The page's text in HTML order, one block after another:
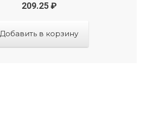
209.25 ₽
Добавить в корзину